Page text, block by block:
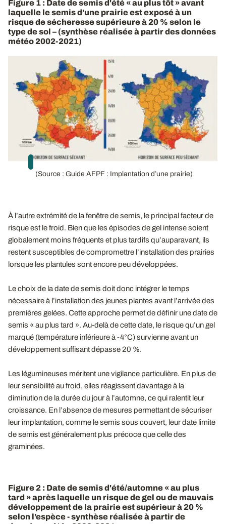
Figure 1 : Date de semis d'été « au plus tôt » avant
laquelle le semis d’une prairie est exposé à un
risque de sécheresse supérieure à 20 % selon le
type de sol – (synthèse réalisée à partir des données
météo 2002-2021)
(Source : Guide AFPF : Implantation d’une prairie)
À l’autre extrémité de la fenêtre de semis, le principal facteur de
risque est le froid. Bien que les épisodes de gel intense soient
globalement moins fréquents et plus tardifs qu’auparavant, ils
restent susceptibles de compromettre l’installation des prairies
lorsque les plantules sont encore peu développées.
Le choix de la date de semis doit donc intégrer le temps
nécessaire à l’installation des jeunes plantes avant l’arrivée des
premières gelées. Cette approche permet de définir une date de
semis « au plus tard ». Au-delà de cette date, le risque qu’un gel
marqué (température inférieure à -4°C) survienne avant un
développement suffisant dépasse 20 %.
Les légumineuses méritent une vigilance particulière. En plus de
leur sensibilité au froid, elles réagissent davantage à la
diminution de la durée du jour à l’automne, ce qui ralentit leur
croissance. En l’absence de mesures permettant de sécuriser
leur implantation, comme le semis sous couvert, leur date limite
de semis est généralement plus précoce que celle des
graminées.
Figure 2 : Date de semis d'été/automne « au plus
tard » après laquelle un risque de gel ou de mauvais
développement de la prairie est supérieur à 20 %
selon l’espèce - synthèse réalisée à partir de